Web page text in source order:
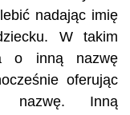
nadając imię
W takim
o inną nazwę
oferując
nazwę. Inną